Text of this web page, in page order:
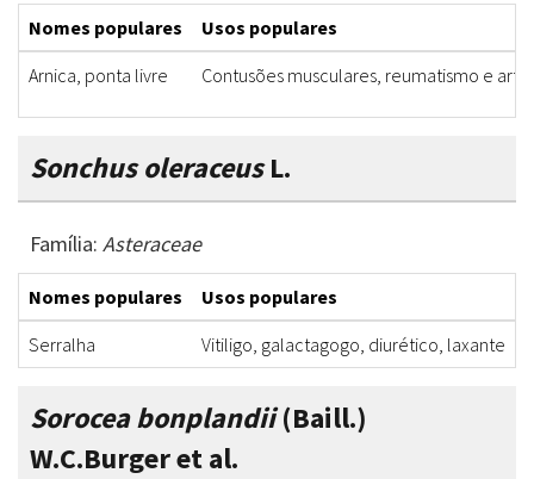
Nomes populares
Usos populares
Arnica, ponta livre
Contusões musculares, reumatismo e
Sonchus oleraceusL.
Família: Asteraceae
Nomes populares Usos populares
Serralha
Vitiligo, galactagogo, diurético, laxante
Sorocea bonplandii(Baill.)
W.C.Burger et al.